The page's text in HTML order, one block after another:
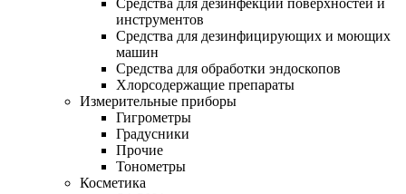
Средства для дезинфекции поверхностей и
инструментов
Средства для дезинфицирующих и моющих
машин
Средства для обработки эндоскопов
Хлорсодержащие препараты
Измерительные приборы
Гигрометры
Градусники
Прочие
Тонометры
Косметика